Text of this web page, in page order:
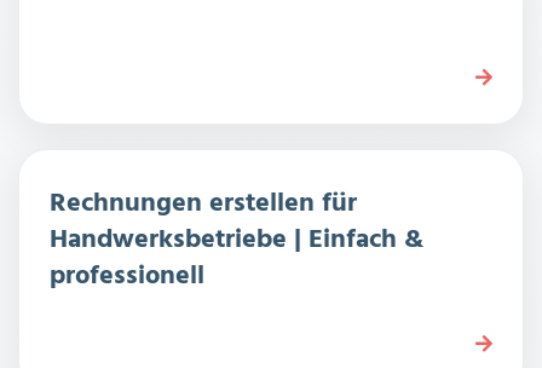
Rechnungen erstellen für
Handwerksbetriebe | Einfach &
professionell